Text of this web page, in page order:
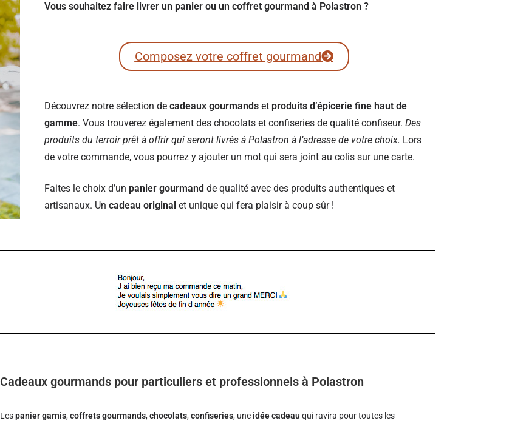
Vous souhaitez faire livrer un panier ou un coffret gourmand à Polastron ?
Composez votre coffret gourmand
Découvrez notre sélection de cadeaux gourmands et produits d’épicerie fine haut de
gamme. Vous trouverez également des chocolats et confiseries de qualité confiseur. Des
produits du terroir prêt à offrir qui seront livrés à Polastron à l’adresse de votre choix. Lors
de votre commande, vous pourrez y ajouter un mot qui sera joint au colis sur une carte.
Faites le choix d’un panier gourmand de qualité avec des produits authentiques et
artisanaux. Un cadeau original et unique qui fera plaisir à coup sûr !
Cadeaux gourmands pour particuliers et professionnels à Polastron
Lespanier garnis,coffrets gourmands,chocolats,confiseries, une idée cadeau qui ravira pour toutes les